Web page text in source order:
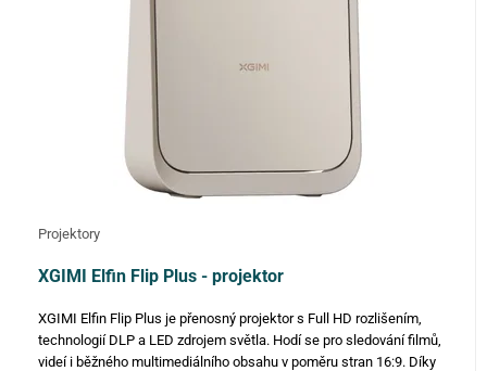
Projektory
XGIMI Elfin Flip Plus - projektor
XGIMI Elfin Flip Plus je přenosný projektor s Full HD rozlišením,
technologií DLP a LED zdrojem světla. Hodí se pro sledování filmů,
videí i běžného multimediálního obsahu v poměru stran 16:9. Díky